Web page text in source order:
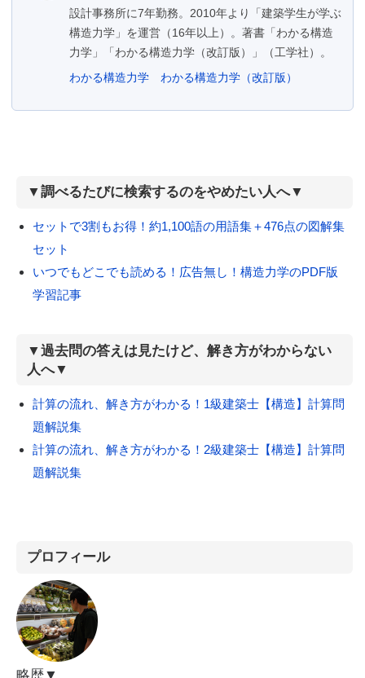
設計事務所に7年勤務。2010年より「建築学生が学ぶ
構造力学」を運営（16年以上）。著書「わかる構造
力学」「わかる構造力学（改訂版）」（工学社）。
わかる構造力学
わかる構造力学（改訂版）
▼調べるたびに検索するのをやめたい人へ▼
セットで3割もお得！約1,100語の用語集＋476点の図解集
セット
いつでもどこでも読める！広告無し！構造力学のPDF版
学習記事
▼過去問の答えは見たけど、解き方がわからない
人へ▼
計算の流れ、解き方がわかる！1級建築士【構造】計算問
題解説集
計算の流れ、解き方がわかる！2級建築士【構造】計算問
題解説集
プロフィール